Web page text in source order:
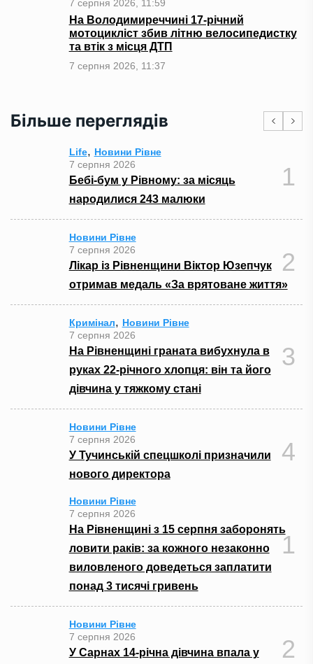
7 серпня 2026, 11:59
На Володимиреччині 17-річний
мотоцикліст збив літню велосипедистку
та втік з місця ДТП
7 серпня 2026, 11:37
Більше переглядів
Life, Новини Рівне
7 серпня 2026
Бебі-бум у Рівному: за місяць
народилися 243 малюки
1
Новини Рівне
7 серпня 2026
Лікар із Рівненщини Віктор Юзепчук
отримав медаль «За врятоване життя»
2
Кримінал, Новини Рівне
7 серпня 2026
На Рівненщині граната вибухнула в
руках 22-річного хлопця: він та його
дівчина у тяжкому стані
3
Новини Рівне
7 серпня 2026
У Тучинській спецшколі призначили
нового директора
4
Новини Рівне
7 серпня 2026
На Рівненщині з 15 серпня заборонять
ловити раків: за кожного незаконно
виловленого доведеться заплатити
понад 3 тисячі гривень
1
Новини Рівне
7 серпня 2026
У Сарнах 14-річна дівчина впала у
2